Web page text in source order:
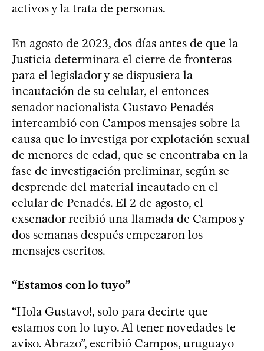
activos y la trata de personas.
En agosto de 2023, dos días antes de que la
Justicia determinara el cierre de fronteras
para el legislador y se dispusiera la
incautación de su celular, el entonces
senador nacionalista Gustavo Penadés
intercambió con Campos mensajes sobre la
causa que lo investiga por explotación sexual
de menores de edad, que se encontraba en la
fase de investigación preliminar, según se
desprende del material incautado en el
celular de Penadés. El 2 de agosto, el
exsenador recibió una llamada de Campos y
dos semanas después empezaron los
mensajes escritos.
“Estamos con lo tuyo”
“Hola Gustavo!, solo para decirte que
estamos con lo tuyo. Al tener novedades te
aviso. Abrazo”, escribió Campos, uruguayo